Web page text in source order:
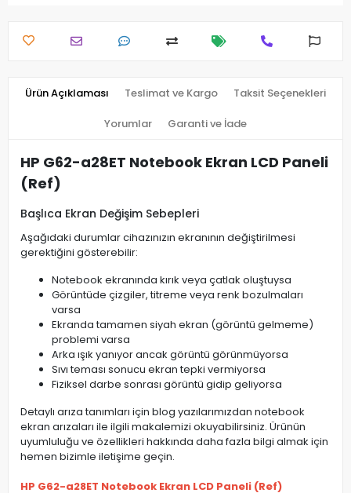
Ürün Açıklaması Teslimat ve Kargo Taksit Seçenekleri
Yorumlar Garanti ve İade
HP G62-a28ET Notebook Ekran LCD Paneli
(Ref)
Başlıca Ekran Değişim Sebepleri
Aşağıdaki durumlar cihazınızın ekranının değiştirilmesi
gerektiğini gösterebilir:
Notebook ekranında kırık veya çatlak oluştuysa
Görüntüde çizgiler, titreme veya renk bozulmaları
varsa
Ekranda tamamen siyah ekran (görüntü gelmeme)
problemi varsa
Arka ışık yanıyor ancak görüntü görünmüyorsa
Sıvı teması sonucu ekran tepki vermiyorsa
Fiziksel darbe sonrası görüntü gidip geliyorsa
Detaylı arıza tanımları için blog yazılarımızdan notebook
ekran arızaları ile ilgili makalemizi okuyabilirsiniz. Ürünün
uyumluluğu ve özellikleri hakkında daha fazla bilgi almak için
hemen bizimle iletişime geçin.
HP G62-a28ET Notebook Ekran LCD Paneli (Ref)